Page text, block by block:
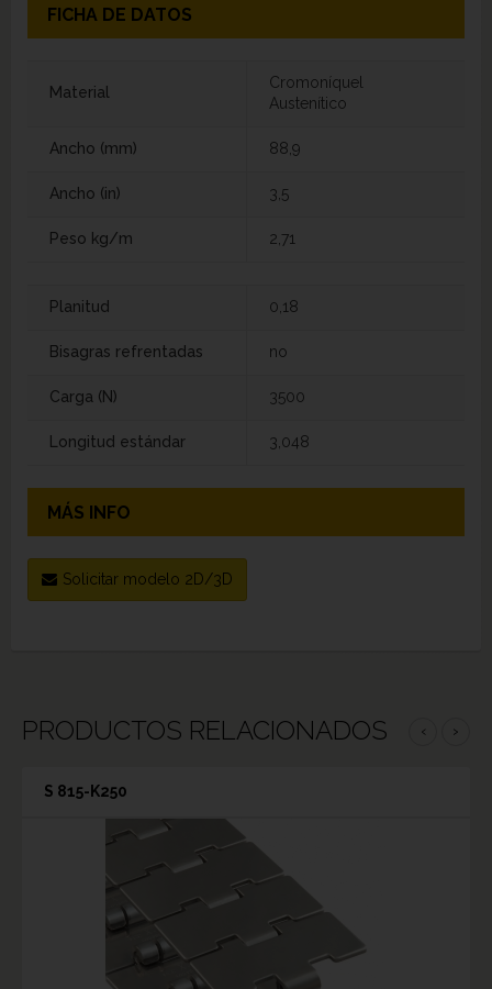
FICHA DE DATOS
Material
Cromoníquel
Austenítico
Ancho (mm) 88,9
Ancho (in) 3,5
Peso kg/m 2,71
Planitud 0,18
Bisagras refrentadas no
Carga (N) 3500
Longitud estándar 3,048
MÁS INFO
Solicitar modelo 2D/3D
PRODUCTOS RELACIONADOS ‹ ›
S 815-K250